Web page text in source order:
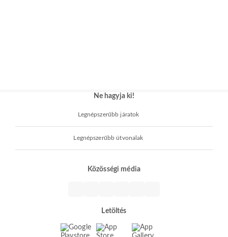
Ne hagyja ki!
Legnépszerűbb járatok
Legnépszerűbb útvonalak
Közösségi média
Letöltés